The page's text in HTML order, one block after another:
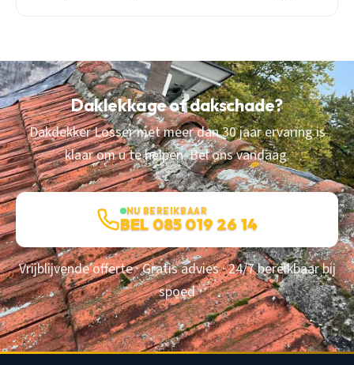
Daklekkage of dakschade?
Dakdekker Losser met meer dan 30 jaar ervaring is
klaar om u te helpen. Bel ons vandaag.
NU BEREIKBAAR
BEL 085 019 26 14
Vrijblijvende offerte · Gratis advies · 24/7 bereikbaar bij
spoed